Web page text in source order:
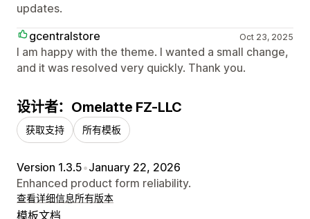
updates.
gcentralstore
Oct 23, 2025
I am happy with the theme. I wanted a small change,
and it was resolved very quickly. Thank you.
设计者：Omelatte FZ-LLC
获取支持 所有模板
Version 1.3.5•January 22, 2026
Enhanced product form reliability.
查看详细信息所有版本
模板文档